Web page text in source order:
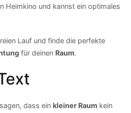
Heimkino und kannst ein optimales
Lauf und finde die perfekte
für deinen Raum.
dass ein kleiner Raum kein